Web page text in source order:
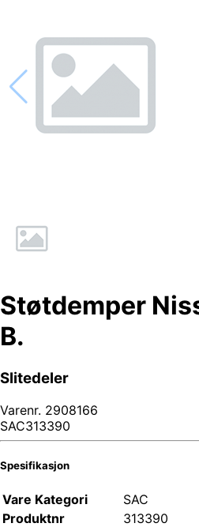
Støtdemper
B.
Slitedeler
Varenr. 2908166
SAC313390
Spesifikasjon
Vare Kategori
SAC
Produktnr
313390